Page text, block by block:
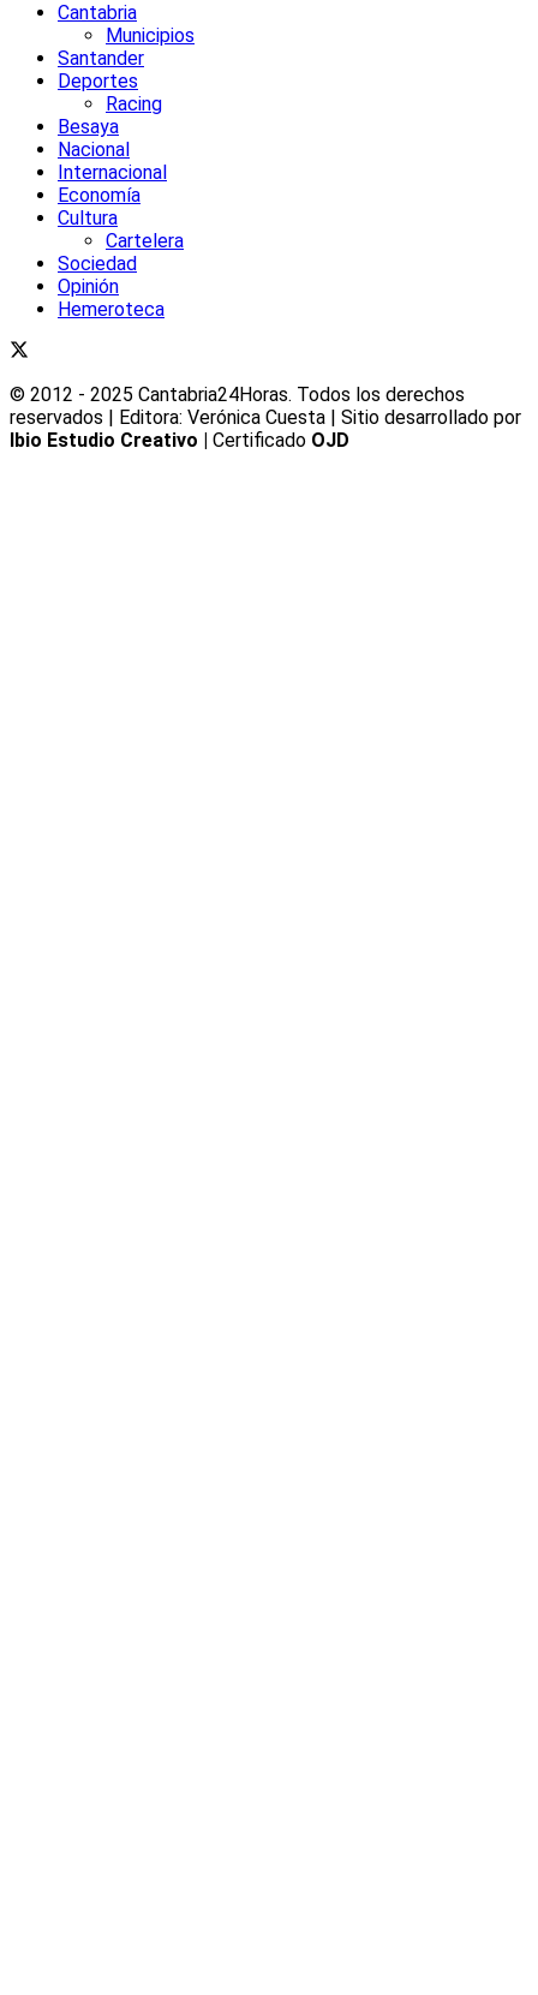
Cantabria
Municipios
Santander
Deportes
Racing
Besaya
Nacional
Internacional
Economía
Cultura
Cartelera
Sociedad
Opinión
Hemeroteca
© 2012 - 2025 Cantabria24Horas. Todos los derechos
reservados | Editora: Verónica Cuesta | Sitio desarrollado por
Ibio Estudio Creativo | Certificado OJD